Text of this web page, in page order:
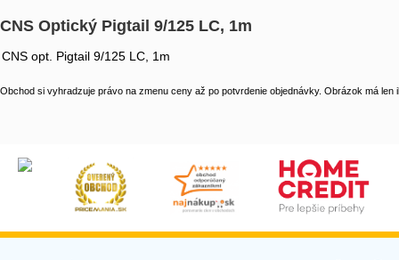
CNS Optický Pigtail 9/125 LC, 1m
CNS opt. Pigtail 9/125 LC, 1m
Obchod si vyhradzuje právo na zmenu ceny až po potvrdenie objednávky. Obrázok má len